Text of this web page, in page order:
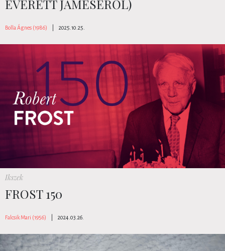
EVERETT JAMESÉRŐL)
Bolla Ágnes (1986) 2025.10.25.
Ikszek
FROST 150
Falcsik Mari (1956) 2024.03.26.